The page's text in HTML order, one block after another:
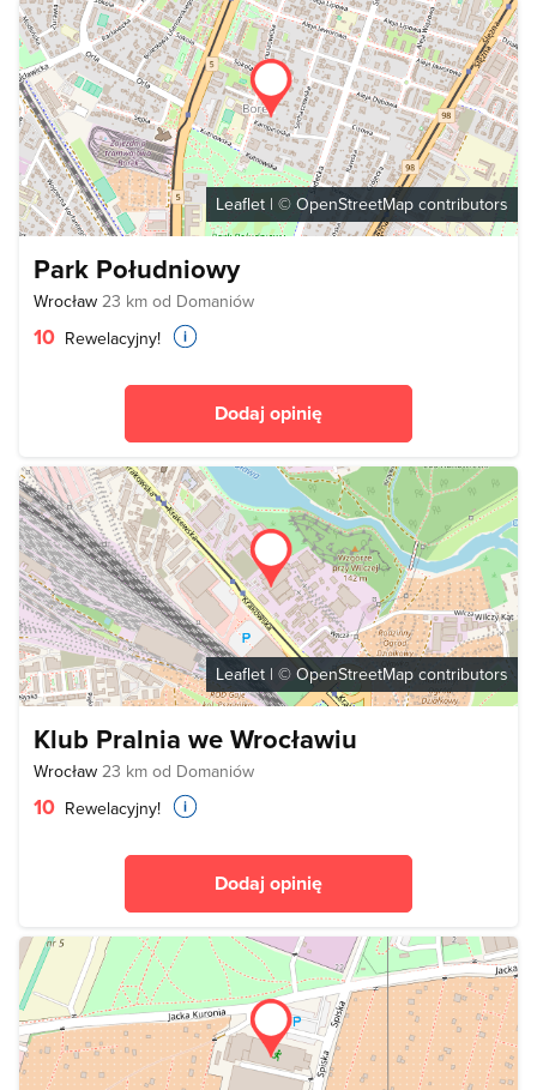
Leaflet | © OpenStreetMap contributors
Park Południowy
Wrocław 23 km od Domaniów
10 Rewelacyjny!
Dodaj opinię
Leaflet | © OpenStreetMap contributors
Klub Pralnia we Wrocławiu
Wrocław 23 km od Domaniów
10 Rewelacyjny!
Dodaj opinię